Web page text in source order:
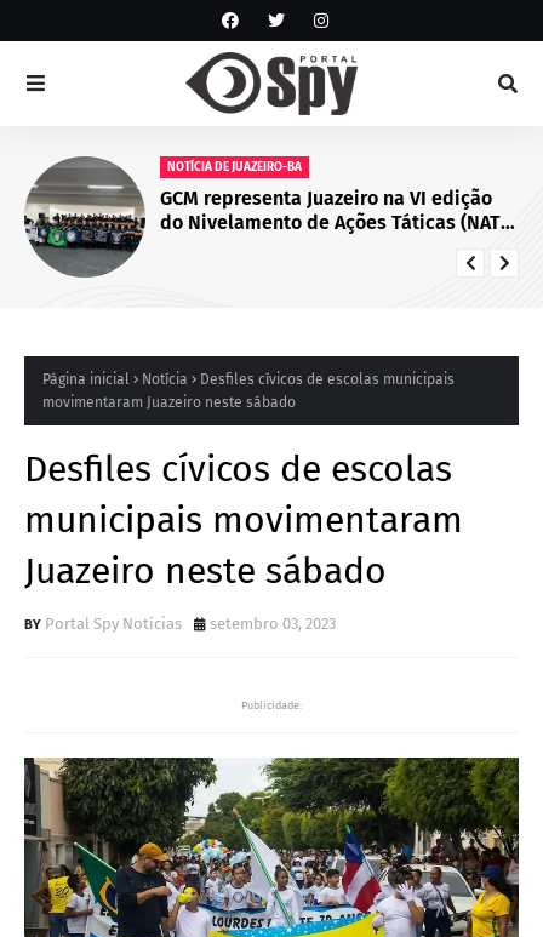
NOTÍCIA DE JUAZEIRO-BA
GCM representa Juazeiro na VI edição
do Nivelamento de Ações Táticas (NAT-
Página inicial Notícia
Desfiles cívicos de escolas municipais
movimentaram Juazeiro neste sábado
Desfiles cívicos de escolas
municipais movimentaram
Juazeiro neste sábado
Portal Spy Notícias setembro 03, 2023
Publicidade: